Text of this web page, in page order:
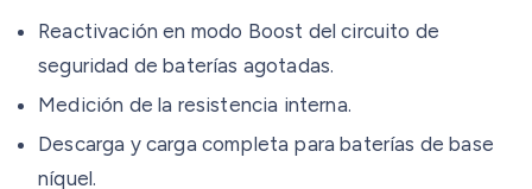
Reactivación en modo Boost del circuito de
seguridad de baterías agotadas.
Medición de la resistencia interna.
Descarga y carga completa para baterías de base
níquel.